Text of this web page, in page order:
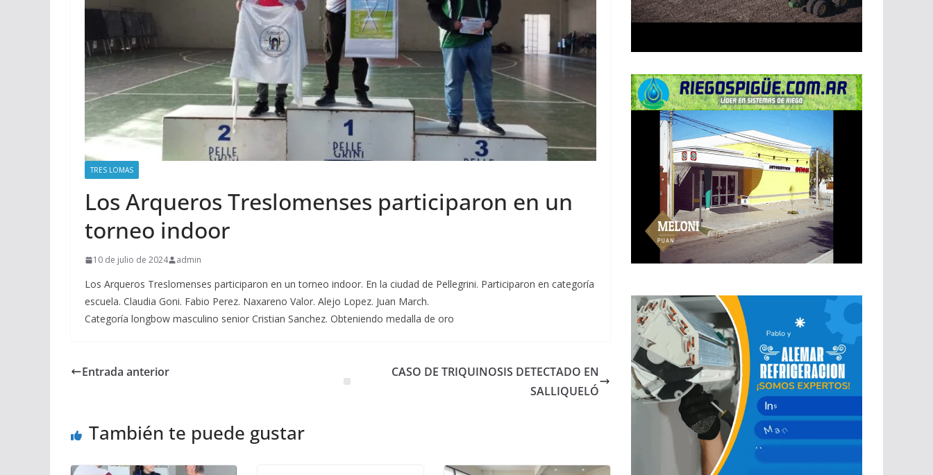
TRES LOMAS
Los Arqueros Treslomenses participaron en un
torneo indoor
10 de julio de 2024 admin
Los Arqueros Treslomenses participaron en un torneo indoor. En la ciudad de Pellegrini. Participaron en categoría
escuela. Claudia Goni. Fabio Perez. Naxareno Valor. Alejo Lopez. Juan March.
Categoría longbow masculino senior Cristian Sanchez. Obteniendo medalla de oro
Entrada anterior
CASO DE TRIQUINOSIS DETECTADO EN
SALLIQUELÓ
También te puede gustar